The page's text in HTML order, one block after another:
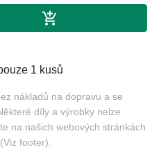
1 kusů
nákladů na dopravu a se
díly a výrobky nelze
na našich webových stránkách
footer).